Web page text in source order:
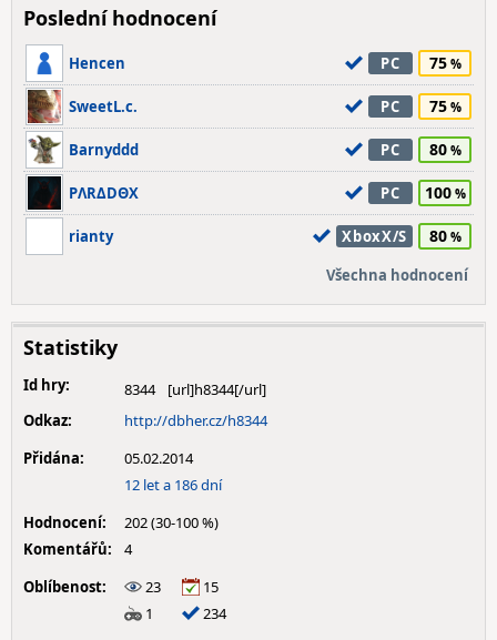
Poslední hodnocení
Hencen PC 75
SweetL.c. PC 75
Barnyddd PC 80
PΛRΔDΘX PC 100
rianty XboxX/S 80
Všechna hodnocení
Statistiky
Id hry:
8344
Odkaz:
http://dbher.cz/h8344
Přidána:
05.02.2014
12 let a 186 dní
Hodnocení:
202 (30-100 %)
Komentářů:
4
Oblíbenost:
23
15
1
234